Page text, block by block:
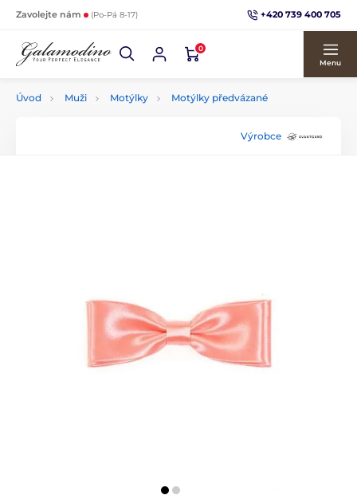
Zavolejte nám (Po-Pá 8-17) +420 739 400 705
0
Menu
Úvod Muži Motýlky Motýlky předvázané
Výrobce